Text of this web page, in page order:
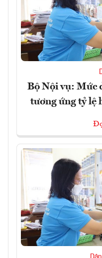
Bộ Nội vụ: Mức
tương ứng tỷ lệ